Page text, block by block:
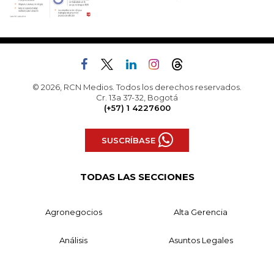
© 2026, RCN Medios. Todos los derechos reservados.
Cr. 13a 37-32, Bogotá
(+57) 1 4227600
SUSCRÍBASE
TODAS LAS SECCIONES
Agronegocios Alta Gerencia
Análisis Asuntos Legales